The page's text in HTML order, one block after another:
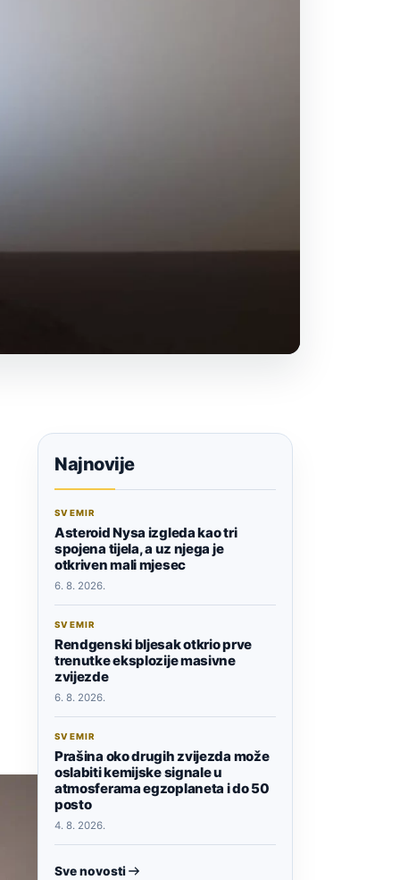
Najnovije
SVEMIR
Asteroid Nysa izgleda kao tri
spojena tijela, a uz njega je
otkriven mali mjesec
6. 8. 2026.
SVEMIR
Rendgenski bljesak otkrio prve
trenutke eksplozije masivne
zvijezde
6. 8. 2026.
SVEMIR
Prašina oko drugih zvijezda može
oslabiti kemijske signale u
atmosferama egzoplaneta i do 50
posto
4. 8. 2026.
Sve novosti